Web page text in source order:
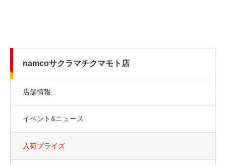
namcoサクラマチクマモト店
店舗情報
イベント&ニュース
入荷プライズ